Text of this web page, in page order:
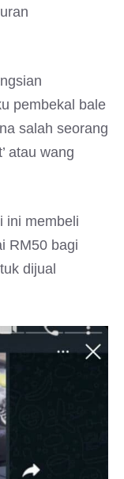
pembekal bale
salah seorang
atau wang
ini membeli
RM50 bagi
dijual